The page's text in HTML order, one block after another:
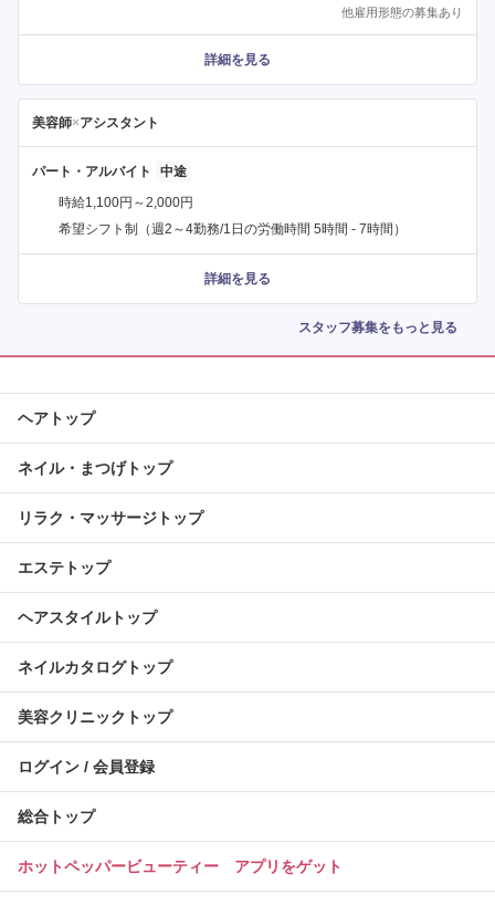
他雇用形態の募集あり
詳細を見る
美容師×アシスタント
パート・アルバイト
時給1,100円～2,000円
希望シフト制（週2～4勤務/1日の労働時間 5時間 - 7時間）
詳細を見る
スタッフ募集をもっと見る
ヘアトップ
ネイル・まつげトップ
リラク・マッサージトップ
エステトップ
ヘアスタイルトップ
ネイルカタログトップ
美容クリニックトップ
ログイン / 会員登録
総合トップ
ホットペッパービューティー アプリをゲット